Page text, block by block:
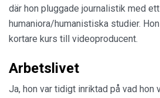
där hon pluggade journalistik med
humaniora/humanistiska studier.
kortare kurs till videoproducent.
Arbetslivet
Ja, hon var tidigt inriktad på vad hon